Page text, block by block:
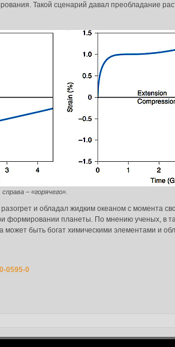
Такой сценарий давал преобладание
– «горячего».
и обладал жидким океаном с момента
формировании планеты. По мнению ученых,
может быть богат химическими элементами и
0595-0